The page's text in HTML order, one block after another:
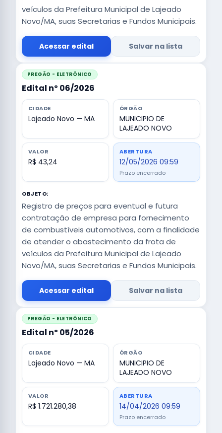
veículos da Prefeitura Municipal de Lajeado
Novo/MA, suas Secretarias e Fundos Municipais.
Acessar edital Salvar na lista
PREGÃO - ELETRÔNICO
Edital nº 06/2026
CIDADE
Lajeado Novo — MA
ÓRGÃO
MUNICIPIO DE
LAJEADO NOVO
VALOR
R$ 43,24
ABERTURA
12/05/2026 09:59
Prazo encerrado
OBJETO:
Registro de preços para eventual e futura
contratação de empresa para fornecimento
de combustíveis automotivos, com a finalidade
de atender o abastecimento da frota de
veículos da Prefeitura Municipal de Lajeado
Novo/MA, suas Secretarias e Fundos Municipais.
Acessar edital Salvar na lista
PREGÃO - ELETRÔNICO
Edital nº 05/2026
CIDADE
Lajeado Novo — MA
ÓRGÃO
MUNICIPIO DE
LAJEADO NOVO
VALOR
R$ 1.721.280,38
ABERTURA
14/04/2026 09:59
Prazo encerrado